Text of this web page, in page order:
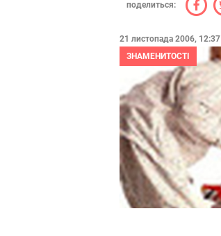
поделиться:
21 листопада 2006, 12:37
ЗНАМЕНИТОСТІ